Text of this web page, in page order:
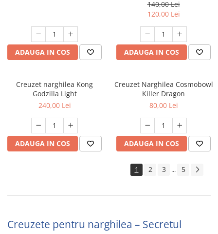
ADAUGA IN COS
140,00 Lei
120,00 Lei
ADAUGA IN COS
Creuzet narghilea Kong
Godzilla Light
240,00 Lei
ADAUGA IN COS
Creuzet Narghilea Cosmobowl
Killer Dragon
80,00 Lei
ADAUGA IN COS
1 2 3 ... 5
Creuzete pentru narghilea – Secretul